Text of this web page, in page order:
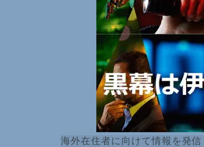
海外在住者に向けて情報を発信